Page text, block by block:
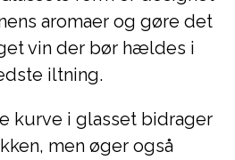
aromaer og gøre det
vin der bør hældes i
iltning.
kurve i glasset bidrager
men øger også